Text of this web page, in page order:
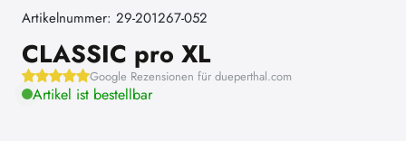
Artikelnummer: 29-201267-052
CLASSIC pro XL
Google Rezensionen für dueperthal.com
Artikel ist bestellbar